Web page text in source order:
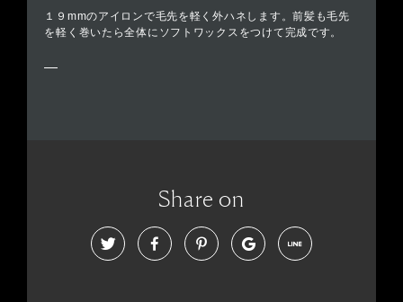
１９mmのアイロンで毛先を軽く外ハネします。前髪も毛先
を軽く巻いたら全体にソフトワックスをつけて完成です。
Share on